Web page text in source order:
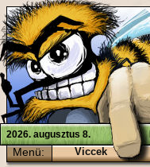
2026. augusztus 8.
Menü: Viccek